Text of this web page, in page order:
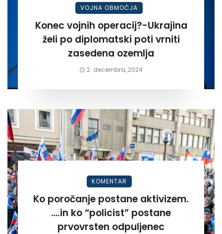
VOJNA OBMOČJA
Konec vojnih operacij?-Ukrajina
želi po diplomatski poti vrniti
zasedena ozemlja
2. decembra, 2024
KOMENTAR
Ko poročanje postane aktivizem.
….in ko “policist” postane
prvovrsten odpuljenec